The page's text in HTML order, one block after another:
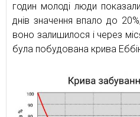
годин молоді люди
днів значення впало до
воно залишилося і через
була побудована крива